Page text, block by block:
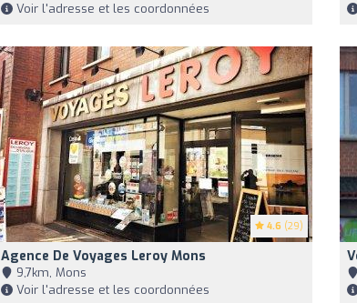
Voir l'adresse et les coordonnées
4.6 (29)
Agence De Voyages Leroy Mons
9,7km, Mons
Voir l'adresse et les coordonnées